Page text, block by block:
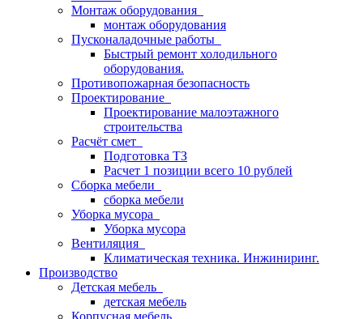
Монтаж оборудования
монтаж оборудования
Пусконаладочные работы
Быстрый ремонт холодильного
оборудования.
Противопожарная безопасность
Проектирование
Проектирование малоэтажного
строительства
Расчёт смет
Подготовка ТЗ
Расчет 1 позиции всего 10 рублей
Сборка мебели
сборка мебели
Уборка мусора
Уборка мусора
Вентиляция
Климатическая техника. Инжиниринг.
Производство
Детская мебель
детская мебель
Корпусная мебель